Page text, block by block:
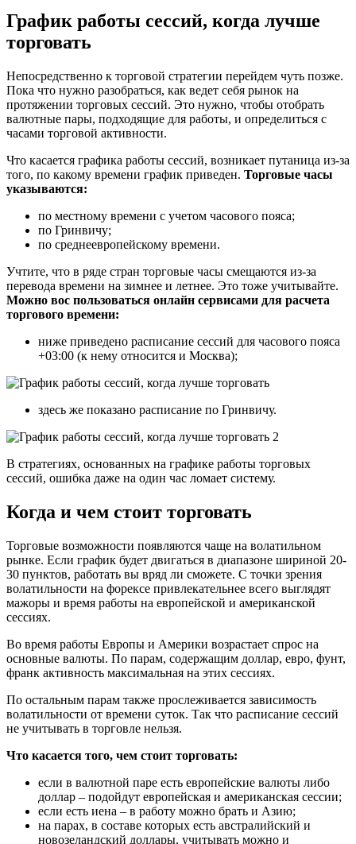
График работы сессий, когда лучше
торговать
Непосредственно к торговой стратегии перейдем чуть позже.
Пока что нужно разобраться, как ведет себя рынок на
протяжении торговых сессий. Это нужно, чтобы отобрать
валютные пары, подходящие для работы, и определиться с
часами торговой активности.
Что касается графика работы сессий, возникает путаница из-за
того, по какому времени график приведен. Торговые часы
указываются:
по местному времени с учетом часового пояса;
по Гринвичу;
по среднеевропейскому времени.
Учтите, что в ряде стран торговые часы смещаются из-за
перевода времени на зимнее и летнее. Это тоже учитывайте.
Можно вос пользоваться онлайн сервисами для расчета
торгового времени:
ниже приведено расписание сессий для часового пояса
+03:00 (к нему относится и Москва);
здесь же показано расписание по Гринвичу.
В стратегиях, основанных на графике работы торговых
сессий, ошибка даже на один час ломает систему.
Когда и чем стоит торговать
Торговые возможности появляются чаще на волатильном
рынке. Если график будет двигаться в диапазоне шириной 20-
30 пунктов, работать вы вряд ли сможете. С точки зрения
волатильности на форексе привлекательнее всего выглядят
мажоры и время работы на европейской и американской
сессиях.
Во время работы Европы и Америки возрастает спрос на
основные валюты. По парам, содержащим доллар, евро, фунт,
франк активность максимальная на этих сессиях.
По остальным парам также прослеживается зависимость
волатильности от времени суток. Так что расписание сессий
не учитывать в торговле нельзя.
Что касается того, чем стоит торговать:
если в валютной паре есть европейские валюты либо
доллар – подойдут европейская и американская сессии;
если есть иена – в работу можно брать и Азию;
на парах, в составе которых есть австралийский и
новозеландский доллары, учитывать можно и